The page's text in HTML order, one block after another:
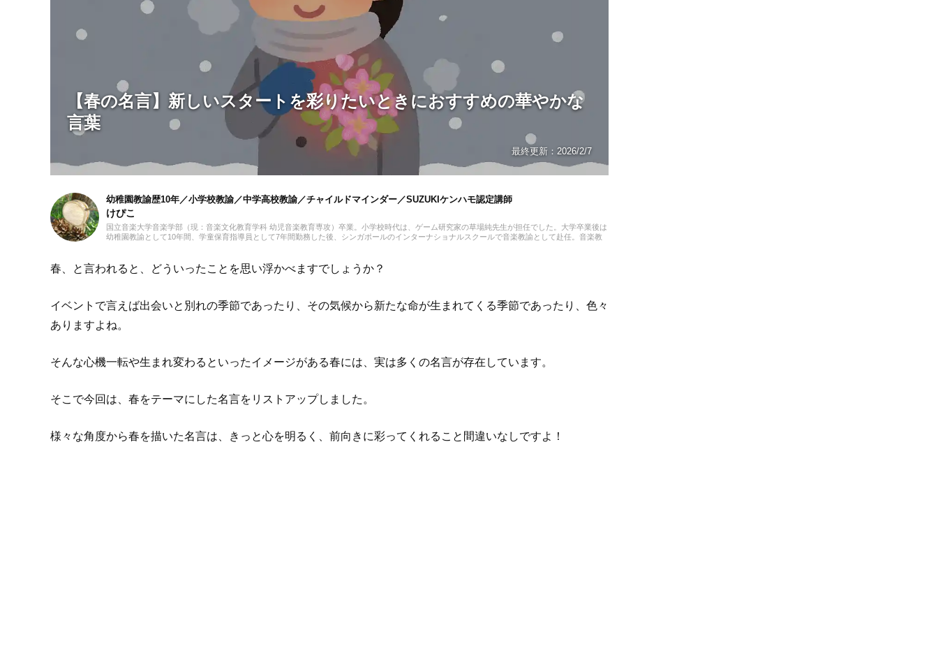
【春の名言】新しいスタートを彩りたいときにおすすめの華やかな
言葉
最終更新： 2026/2/7
幼稚園教諭歴10年／小学校教諭／中学高校教諭／チャイルドマインダー／SUZUKIケンハモ認定講師
けぴこ
国立音楽大学音楽学部（現：音楽文化教育学科 幼児音楽教育専攻）卒業。小学校時代は、ゲーム研究家の草場純先生が担任でした。大学卒業後は
幼稚園教諭として10年間、学童保育指導員として7年間勤務した後、シンガポールのインターナショナルスクールで音楽教諭として赴任。音楽教
しての経験を活かし、インプットとアウトプットを大切に音楽や子供に関わる分野を中心に実践に役立つ情報をお届けします。趣味は楽器、歌、
手作り、おもちゃ、お絵描き、伝承あそび、アウトドア、本、工作、クラフト。特技はコマ技。
春、と言われると、どういったことを思い浮かべますでしょうか？
イベントで言えば出会いと別れの季節であったり、その気候から新たな命が生まれてくる季節であったり、色々
ありますよね。
そんな心機一転や生まれ変わるといったイメージがある春には、実は多くの名言が存在しています。
そこで今回は、春をテーマにした名言をリストアップしました。
様々な角度から春を描いた名言は、きっと心を明るく、前向きに彩ってくれること間違いなしですよ！